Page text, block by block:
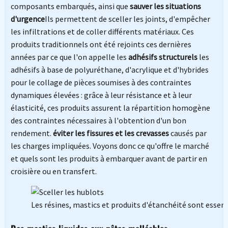
composants embarqués, ainsi que sauver les situations
d'urgenceIls permettent de sceller les joints, d'empêcher
les infiltrations et de coller différents matériaux. Ces
produits traditionnels ont été rejoints ces dernières
années par ce que l'on appelle les adhésifs structurelsles
adhésifs à base de polyuréthane, d'acrylique et d'hybrides
pour le collage de pièces soumises à des contraintes
dynamiques élevées : grâce à leur résistance et à leur
élasticité, ces produits assurent la répartition homogène
des contraintes nécessaires à l'obtention d'un bon
rendement. éviter les fissures et les crevassescausés par
les charges impliquées. Voyons donc ce qu'offre le marché
et quels sont les produits à embarquer avant de partir en
croisière ou en transfert.
Les résines, mastics et produits d'étanchéité sont